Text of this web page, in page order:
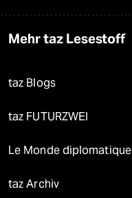
Mehr taz Lesestoff
taz Blogs
taz FUTURZWEI
Le Monde diplomatique
taz Archiv